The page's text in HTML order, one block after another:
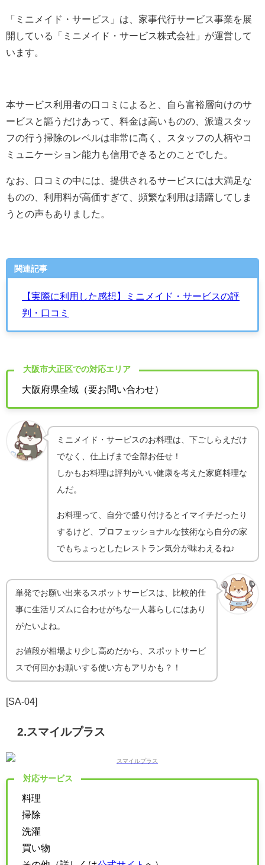
「ミニメイド・サービス」は、家事代行サービス事業を展
開している「ミニメイド・サービス株式会社」が運営して
います。
本サービス利用者の口コミによると、自ら富裕層向けのサ
ービスと謳うだけあって、料金は高いものの、派遣スタッ
フの行う掃除のレベルは非常に高く、スタッフの人柄やコ
ミュニケーション能力も信用できるとのことでした。
なお、口コミの中には、提供されるサービスには大満足な
ものの、利用料が高価すぎて、頻繁な利用は躊躇してしま
うとの声もありました。
関連記事
【実際に利用した感想】ミニメイド・サービスの評
判・口コミ
大阪市大正区での対応エリア
大阪府県全域（要お問い合わせ）
ミニメイド・サービスのお料理は、下ごしらえだけ
でなく、仕上げまで全部お任せ！
しかもお料理は評判がいい健康を考えた家庭料理な
んだ。
お料理って、自分で盛り付けるとイマイチだったり
するけど、プロフェッショナルな技術なら自分の家
でもちょっとしたレストラン気分が味わえるね♪
単発でお願い出来るスポットサービスは、比較的仕
事に生活リズムに合わせがちな一人暮らしにはあり
がたいよね。
お値段が相場より少し高めだから、スポットサービ
スで何回かお願いする使い方もアリかも？！
[SA-04]
2.スマイルプラス
対応サービス
料理
掃除
洗濯
買い物